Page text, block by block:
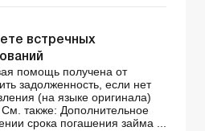
встречных
помощь получена от
задолженность, если нет
(на языке оригинала)
См. также: Дополнительное
срока погашения займа ...